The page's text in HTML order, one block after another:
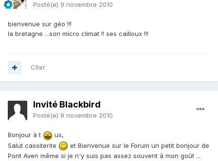
Posté(e) 9 novembre 2010
bienvenue sur géo !!!
la bretagne ...son micro climat !! ses cailloux !!!
Citer
Invité Blackbird
Posté(e) 9 novembre 2010
Bonjour à t
us,
Salut cassiterite
et Bienvenue sur le Forum un petit bonjour de
Pont Aven même si je n'y suis pas assez souvent à mon goût ...